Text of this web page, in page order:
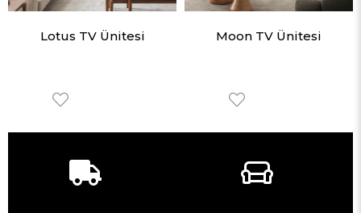
Lotus TV Ünitesi Moon TV Ünitesi